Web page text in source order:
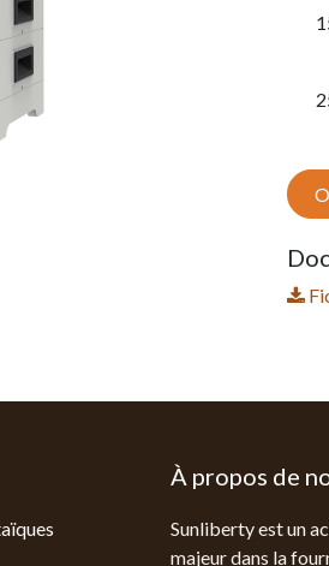
À propos de
Sunliberty est un
majeur dans la